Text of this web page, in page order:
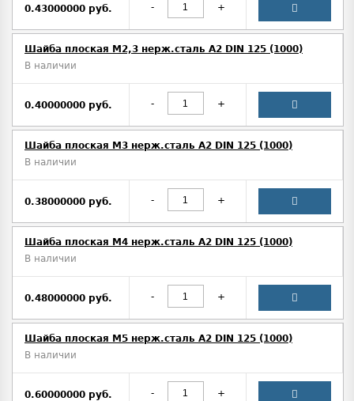
0.43000000 руб. - +
Шайба плоская М2,3 нерж.сталь А2 DIN 125 (1000)
В наличии
0.40000000 руб. - +
Шайба плоская М3 нерж.сталь А2 DIN 125 (1000)
В наличии
0.38000000 руб. - +
Шайба плоская M4 нерж.сталь А2 DIN 125 (1000)
В наличии
0.48000000 руб. - +
Шайба плоская M5 нерж.сталь А2 DIN 125 (1000)
В наличии
0.60000000 руб. - +